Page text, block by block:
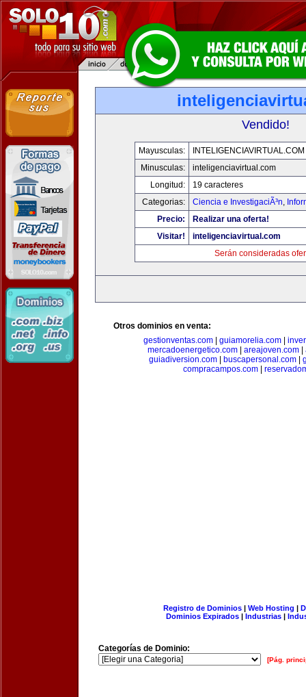
Vendido!
Mayusculas:
INTELIGENCIAVIRTUAL.COM
Minusculas:
inteligenciavirtual.com
Longitud:
19 caracteres
Categorias:
Ciencia e InvestigaciÃ³n,
Precio:
Realizar una oferta!
Visitar!
inteligenciavirtual.com
Serán consideradas
Otros dominios en venta:
gestionventas.com| guiamorelia.com|
mercadoenergetico.com| areajoven.com|
guiadiversion.com| buscapersonal.com|
compracampos.com
Registro de Dominios| Web Hosting |
Dominios Expirados | Industrias |
Categorías de Dominio:
[Pág.